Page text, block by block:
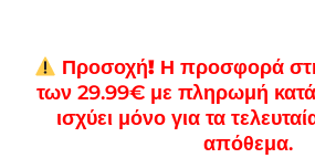
Προσοχή! Η προσφορά
των 29.99€ με πληρωμή
ισχύει μόνο για τα
απόθεμα.